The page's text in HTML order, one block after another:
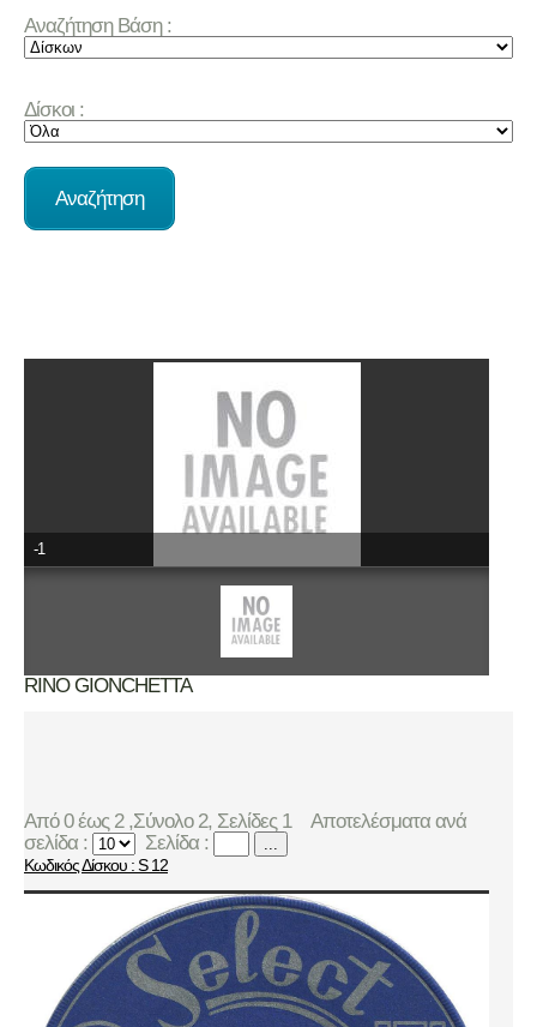
Αναζήτηση Βάση :
Δίσκοι :
-1
RINO GIONCHETTA
Από 0 έως 2 ,Σύνολο 2, Σελίδες 1
Αποτελέσματα ανά
σελίδα :
Σελίδα :
Κωδικός Δίσκου : S 12